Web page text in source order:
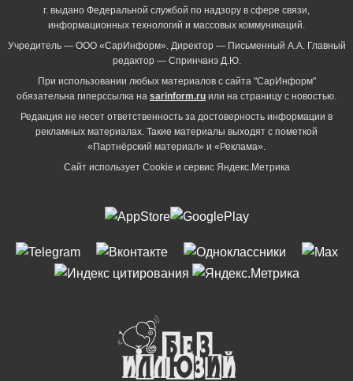
г. выдано Федеральной службой по надзору в сфере связи,
информационных технологий и массовых коммуникаций.
Учредитель — ООО «СарИнформ». Директор — Письменный А.А. Главный
редактор — Спринчанэ Д.Ю.
При использовании любых материалов с сайта "СарИнформ"
обязательна гиперссылка на sarinform.ru или на страницу с новостью.
Редакция не несет ответственность за достоверность информации в
рекламных материалах. Такие материалы выходят с пометкой
«Партнёрский материал» и «Реклама».
Сайт использует Cookie и сервиc Яндекс.Метрика